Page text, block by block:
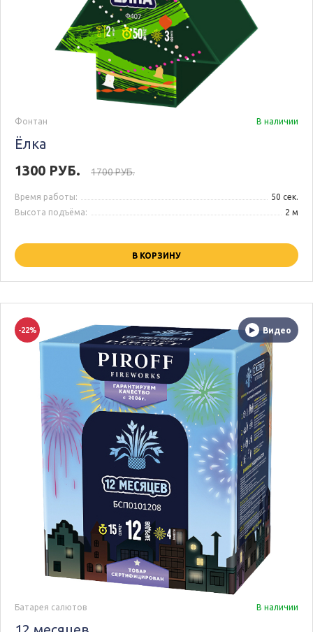
Фонтан В наличии
Ёлка
1300 РУБ.
1700 РУБ.
Время работы:
50 сек.
Высота подъёма:
2 м
В КОРЗИНУ
Видео
-22%
Батарея салютов В наличии